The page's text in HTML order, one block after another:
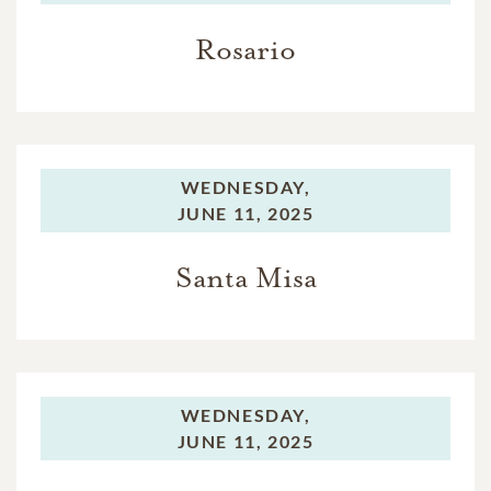
Rosario
WEDNESDAY,
JUNE 11, 2025
Santa Misa
WEDNESDAY,
JUNE 11, 2025